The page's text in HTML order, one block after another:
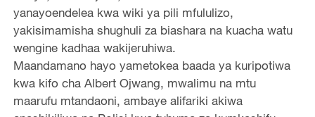
yanayoendelea kwa wiki ya pili mfululizo,
yakisimamisha shughuli za biashara na kuacha watu
wengine kadhaa wakijeruhiwa.
Maandamano hayo yametokea baada ya kuripotiwa
kwa kifo cha Albert Ojwang, mwalimu na mtu
maarufu mtandaoni, ambaye alifariki akiwa